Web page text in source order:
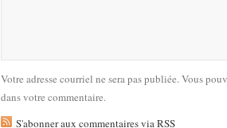
Votre adresse courriel ne sera pas publiée. Vous
dans votre commentaire.
S'abonner aux commentaires via RSS